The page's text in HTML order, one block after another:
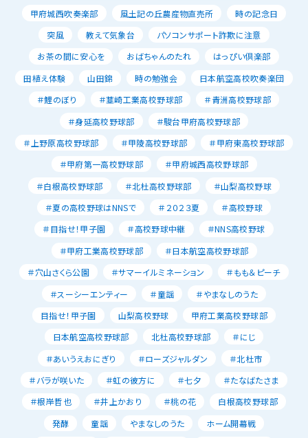
甲府城西吹奏楽部
風土記の丘農産物直売所
時の記念日
突風
教えて気象台
パソコンサポート詐欺に注意
お茶の間に安心を
おばちゃんのたれ
はっぴい倶楽部
田植え体験
山田錦 時の勉強会
日本航空高校吹奏楽団
＃鯉のぼり
＃韮崎工業高校野球部
＃青洲高校野球部
＃身延高校野球部
＃駿台甲府高校野球部
＃上野原高校野球部
＃甲陵高校野球部
＃甲府東高校野球部
＃甲府第一高校野球部
＃甲府城西高校野球部
＃白根高校野球部
＃北杜高校野球部
＃山梨高校野球
＃夏の高校野球はNNSで
＃２０２３夏
＃高校野球
＃目指せ！甲子園
＃高校野球中継
＃NNS高校野球
＃甲府工業高校野球部
＃日本航空高校野球部
＃穴山さくら公園
＃サマーイルミネーション
＃もも＆ピーチ
＃スーシーエンティー
＃童謡
＃やまなしのうた
目指せ！甲子園
山梨高校野球
甲府工業高校野球部
日本航空高校野球部
北杜高校野球部
＃にじ
＃あいうえおにぎり
＃ローズジャルダン
＃北杜市
＃バラが咲いた
＃虹の彼方に ＃七夕
＃たなばたさま
＃根岸哲也
＃井上かおり ＃桃の花
白根高校野球部
発酵
童謡 やまなしのうた
ホーム開幕戦